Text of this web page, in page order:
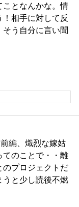
ことなんかな。情
相手に対して反
う自分に言い聞
編、熾烈な嫁姑
てのことで・・離
のプロジェクトだ
うと少し読後不燃